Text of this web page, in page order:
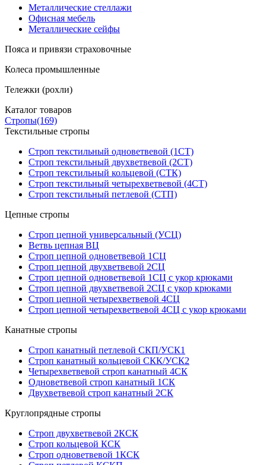
Металлические стеллажи
Офисная мебель
Металлические сейфы
Пояса и привязи страховочные
Колеса промышленные
Тележки (рохли)
Каталог товаров
Стропы(169)
Текстильные стропы
Строп текстильный одноветвевой (1СТ)
Строп текстильный двухветвевой (2СТ)
Строп текстильный кольцевой (СТК)
Строп текстильный четырехветвевой (4СТ)
Строп текстильный петлевой (СТП)
Цепные стропы
Строп цепной универсальный (УСЦ)
Ветвь цепная ВЦ
Строп цепной одноветвевой 1СЦ
Строп цепной двухветвевой 2СЦ
Строп цепной одноветвевой 1СЦ с укор крюками
Строп цепной двухветвевой 2СЦ с укор крюками
Строп цепной четырехветвевой 4СЦ
Строп цепной четырехветвевой 4СЦ с укор крюками
Канатные стропы
Строп канатный петлевой СКП/УСК1
Строп канатный кольцевой СКК/УСК2
Четырехветвевой строп канатный 4СК
Одноветвевой строп канатный 1СК
Двухветвевой строп канатный 2СК
Круглопрядные стропы
Строп двухветвевой 2КСК
Строп кольцевой КСК
Строп одноветвевой 1КСК